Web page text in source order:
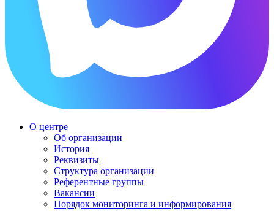
О центре
Об организации
История
Реквизиты
Структура организации
Референтные группы
Вакансии
Порядок мониторинга и информирования